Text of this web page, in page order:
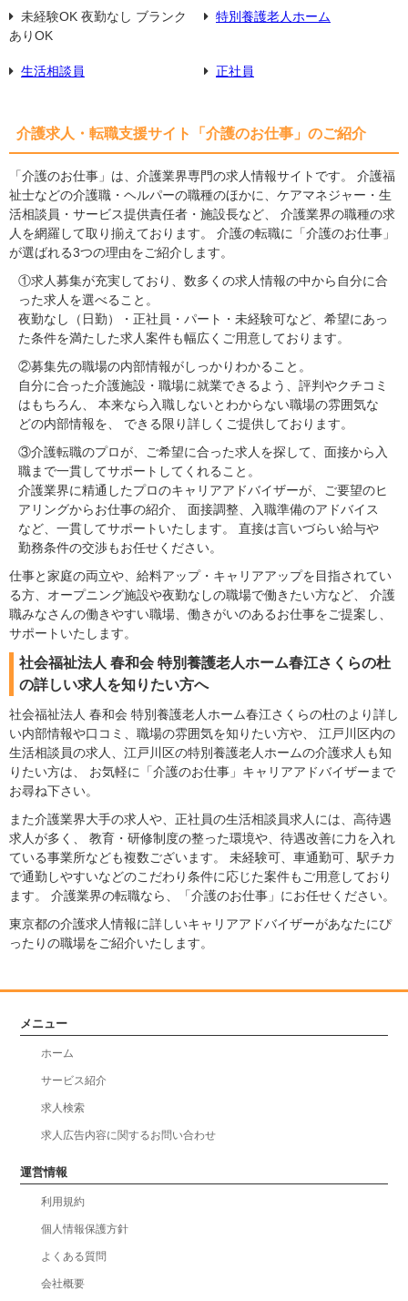
未経験OK 夜勤なし ブランク
ありOK
特別養護老人ホーム
生活相談員 正社員
介護求人・転職支援サイト「介護のお仕事」のご紹介
「介護のお仕事」は、介護業界専門の求人情報サイトです。 介護福
祉士などの介護職・ヘルパーの職種のほかに、ケアマネジャー・生
活相談員・サービス提供責任者・施設長など、 介護業界の職種の求
人を網羅して取り揃えております。 介護の転職に「介護のお仕事」
が選ばれる3つの理由をご紹介します。
①求人募集が充実しており、数多くの求人情報の中から自分に合
った求人を選べること。
夜勤なし（日勤）・正社員・パート・未経験可など、希望にあっ
た条件を満たした求人案件も幅広くご用意しております。
②募集先の職場の内部情報がしっかりわかること。
自分に合った介護施設・職場に就業できるよう、評判やクチコミ
はもちろん、 本来なら入職しないとわからない職場の雰囲気な
どの内部情報を、 できる限り詳しくご提供しております。
③介護転職のプロが、ご希望に合った求人を探して、面接から入
職まで一貫してサポートしてくれること。
介護業界に精通したプロのキャリアアドバイザーが、ご要望のヒ
アリングからお仕事の紹介、 面接調整、入職準備のアドバイス
など、一貫してサポートいたします。 直接は言いづらい給与や
勤務条件の交渉もお任せください。
仕事と家庭の両立や、給料アップ・キャリアアップを目指されてい
る方、オープニング施設や夜勤なしの職場で働きたい方など、 介護
職みなさんの働きやすい職場、働きがいのあるお仕事をご提案し、
サポートいたします。
社会福祉法人 春和会 特別養護老人ホーム春江さくらの杜
の詳しい求人を知りたい方へ
社会福祉法人 春和会 特別養護老人ホーム春江さくらの杜のより詳し
い内部情報や口コミ、職場の雰囲気を知りたい方や、 江戸川区内の
生活相談員の求人、江戸川区の特別養護老人ホームの介護求人も知
りたい方は、 お気軽に「介護のお仕事」キャリアアドバイザーまで
お尋ね下さい。
また介護業界大手の求人や、正社員の生活相談員求人には、高待遇
求人が多く、 教育・研修制度の整った環境や、待遇改善に力を入れ
ている事業所なども複数ございます。 未経験可、車通勤可、駅チカ
で通勤しやすいなどのこだわり条件に応じた案件もご用意しており
ます。 介護業界の転職なら、「介護のお仕事」にお任せください。
東京都の介護求人情報に詳しいキャリアアドバイザーがあなたにぴ
ったりの職場をご紹介いたします。
メニュー
ホーム
サービス紹介
求人検索
求人広告内容に関するお問い合わせ
運営情報
利用規約
個人情報保護方針
よくある質問
会社概要